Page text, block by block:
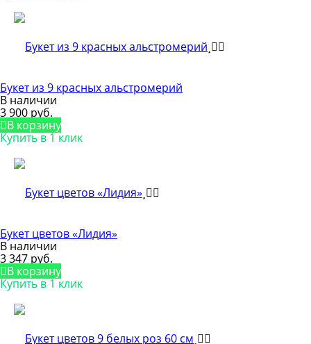
Букет из 9 красных альстромерий
В наличии
3 900 руб.
В корзину
Купить в 1 клик
Букет цветов «Лидия»
В наличии
3 347 руб.
В корзину
Купить в 1 клик